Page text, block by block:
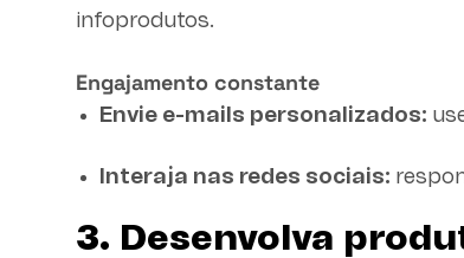
infoprodutos.
Engajamento constante
Envie e-mails personalizados:
Interaja nas redes sociais:
3. Desenvolva